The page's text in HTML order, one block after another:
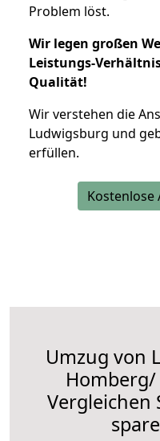
Problem löst.
Wir legen großen
Leistungs-
Qualität!
Wir verstehen die
Ludwigsburg und
erfüllen.
Kostenlose
Umzug von
Vergleichen